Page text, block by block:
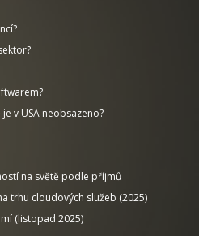
v USA neobsazeno?
na světě podle příjmů
trhu cloudových služeb (2025)
(listopad 2025)